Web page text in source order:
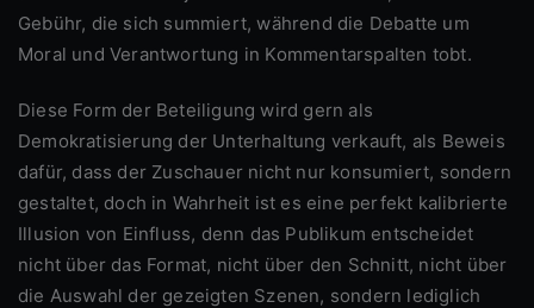
Gebühr, die sich summiert, während die Debatte um
Moral und Verantwortung in Kommentarspalten tobt.
Diese Form der Beteiligung wird gern als
Demokratisierung der Unterhaltung verkauft, als Beweis
dafür, dass der Zuschauer nicht nur konsumiert, sondern
gestaltet, doch in Wahrheit ist es eine perfekt kalibrierte
Illusion von Einfluss, denn das Publikum entscheidet
nicht über das Format, nicht über den Schnitt, nicht über
die Auswahl der gezeigten Szenen, sondern lediglich